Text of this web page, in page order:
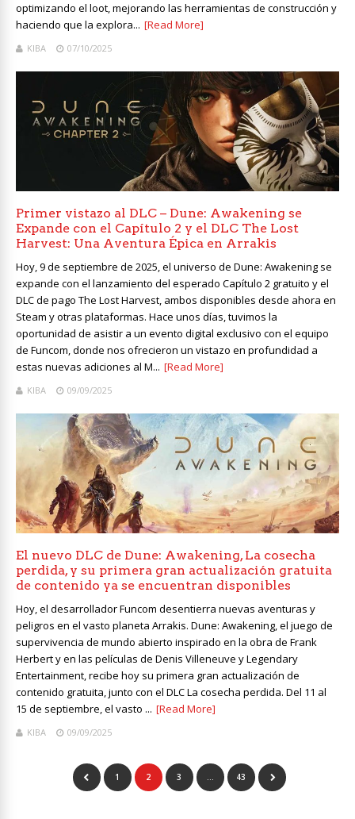
optimizando el loot, mejorando las herramientas de construcción y
haciendo que la explora... [Read More]
KIBA 07/10/2025
Primer vistazo al DLC – Dune: Awakening se
Expande con el Capítulo 2 y el DLC The Lost
Harvest: Una Aventura Épica en Arrakis
Hoy, 9 de septiembre de 2025, el universo de Dune: Awakening se
expande con el lanzamiento del esperado Capítulo 2 gratuito y el
DLC de pago The Lost Harvest, ambos disponibles desde ahora en
Steam y otras plataformas. Hace unos días, tuvimos la
oportunidad de asistir a un evento digital exclusivo con el equipo
de Funcom, donde nos ofrecieron un vistazo en profundidad a
estas nuevas adiciones al M... [Read More]
KIBA 09/09/2025
El nuevo DLC de Dune: Awakening, La cosecha
perdida, y su primera gran actualización gratuita
de contenido ya se encuentran disponibles
Hoy, el desarrollador Funcom desentierra nuevas aventuras y
peligros en el vasto planeta Arrakis. Dune: Awakening, el juego de
supervivencia de mundo abierto inspirado en la obra de Frank
Herbert y en las películas de Denis Villeneuve y Legendary
Entertainment, recibe hoy su primera gran actualización de
contenido gratuita, junto con el DLC La cosecha perdida. Del 11 al
15 de septiembre, el vasto ... [Read More]
KIBA 09/09/2025
1 2 3 … 43